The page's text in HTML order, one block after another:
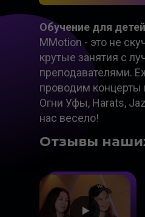
Отзывы
Обучение для
MMotion - это не
крутые занятия с
преподавателями.
проводим концерты
Огни Уфы, Harats,
нас весело!